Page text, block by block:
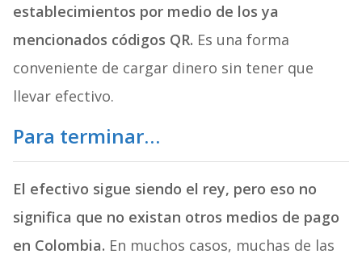
establecimientos por medio de los ya
mencionados códigos QR. Es una forma
conveniente de cargar dinero sin tener que
llevar efectivo.
Para terminar…
El efectivo sigue siendo el rey, pero eso no
significa que no existan otros medios de pago
en Colombia. En muchos casos, muchas de las